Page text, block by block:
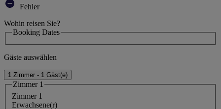
Fehler
Wohin reisen Sie?
Booking Dates
Gäste auswählen
1 Zimmer - 1 Gäst(e)
Zimmer 1
Zimmer 1
Erwachsene(r)